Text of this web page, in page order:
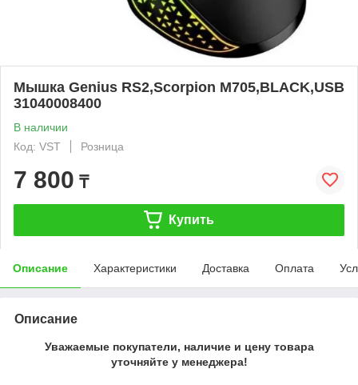
Мышка Genius RS2,Scorpion M705,BLACK,USB
31040008400
В наличии
Код: VST
Розница
7 800 ₸
Купить
Описание Характеристики Доставка Оплата
Описание
Уважаемые покупатели, наличие и цену товара
уточняйте у менеджера!